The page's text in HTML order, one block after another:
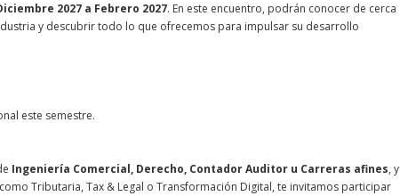
2027 a Febrero 2027. En este encuentro, podrán conocer de cerca
y descubrir todo lo que ofrecemos para impulsar su desarrollo
este semestre.
Ingeniería Comercial, Derecho, Contador Auditor u Carreras afines, y
Tributaria, Tax & Legal o Transformación Digital, te invitamos participar